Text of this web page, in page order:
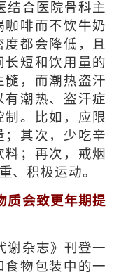
结合医院骨科主
啡而不饮牛奶
度都会降低，且
长短和饮用量的
髓，而潮热盗汗
潮热、盗汗症
。比如，应限
其次，少吃辛
；再次，戒烟
、积极运动。
质会致更年期提
谢杂志》刊登一
物包装中的一